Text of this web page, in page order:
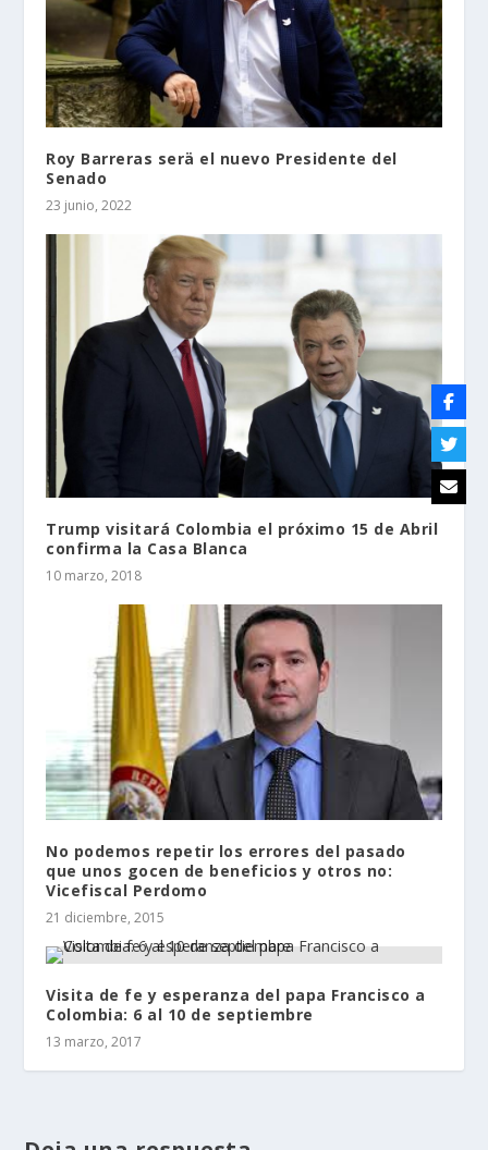
Roy Barreras serä el nuevo Presidente del
Senado
23 junio, 2022
Trump visitará Colombia el próximo 15 de Abril
confirma la Casa Blanca
10 marzo, 2018
No podemos repetir los errores del pasado
que unos gocen de beneficios y otros no:
Vicefiscal Perdomo
21 diciembre, 2015
Visita de fe y esperanza del papa Francisco a
Colombia: 6 al 10 de septiembre
13 marzo, 2017